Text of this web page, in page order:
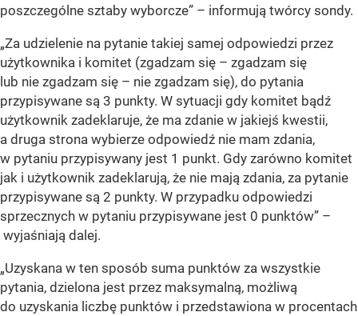
poszczególne sztaby wyborcze” – informują twórcy sondy.
„Za udzielenie na pytanie takiej samej odpowiedzi przez
użytkownika i komitet (zgadzam się – zgadzam się
lub nie zgadzam się – nie zgadzam się), do pytania
przypisywane są 3 punkty. W sytuacji gdy komitet bądź
użytkownik zadeklaruje, że ma zdanie w jakiejś kwestii,
a druga strona wybierze odpowiedź nie mam zdania,
w pytaniu przypisywany jest 1 punkt. Gdy zarówno komitet
jak i użytkownik zadeklarują, że nie mają zdania, za pytanie
przypisywane są 2 punkty. W przypadku odpowiedzi
sprzecznych w pytaniu przypisywane jest 0 punktów” –
wyjaśniają dalej.
„Uzyskana w ten sposób suma punktów za wszystkie
pytania, dzielona jest przez maksymalną, możliwą
do uzyskania liczbę punktów i przedstawiona w procentach